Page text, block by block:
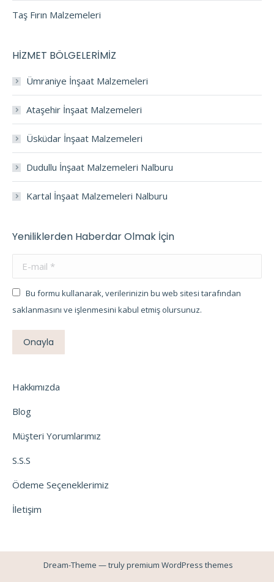
Taş Fırın Malzemeleri
HİZMET BÖLGELERİMİZ
Ümraniye İnşaat Malzemeleri
Ataşehir İnşaat Malzemeleri
Üsküdar İnşaat Malzemeleri
Dudullu İnşaat Malzemeleri Nalburu
Kartal İnşaat Malzemeleri Nalburu
Yeniliklerden Haberdar Olmak İçin
E-mail *
Bu formu kullanarak, verilerinizin bu web sitesi tarafından
saklanmasını ve işlenmesini kabul etmiş olursunuz.
Onayla
Hakkımızda
Blog
Müşteri Yorumlarımız
S.S.S
Ödeme Seçeneklerimiz
İletişim
Dream-Theme — trulypremium WordPress themes